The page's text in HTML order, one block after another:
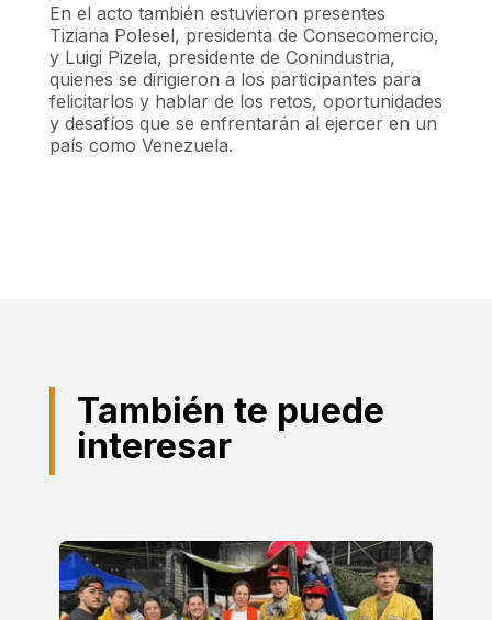
En el acto también estuvieron presentes
Tiziana Polesel, presidenta de Consecomercio,
y Luigi Pizela, presidente de Conindustria,
quienes se dirigieron a los participantes para
felicitarlos y hablar de los retos, oportunidades
y desafíos que se enfrentarán al ejercer en un
país como Venezuela.
También te puede
interesar